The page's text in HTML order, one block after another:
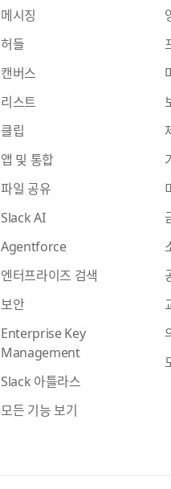
메시징
허들
캔버스
리스트
클립
앱 및 통합
파일 공유
Slack AI
Agentforce
엔터프라이즈 검색
보안
Enterprise Key
Management
Slack 아틀라스
모든 기능 보기